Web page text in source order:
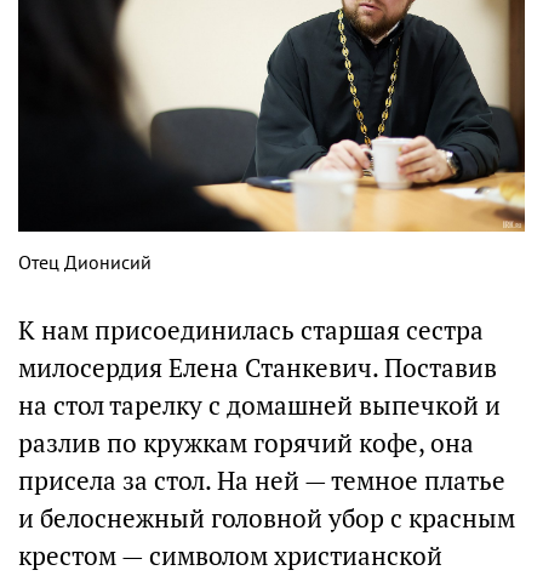
Отец Дионисий
К нам присоединилась старшая сестра
милосердия Елена Станкевич. Поставив
на стол тарелку с домашней выпечкой и
разлив по кружкам горячий кофе, она
присела за стол. На ней — темное платье
и белоснежный головной убор с красным
крестом — символом христианской